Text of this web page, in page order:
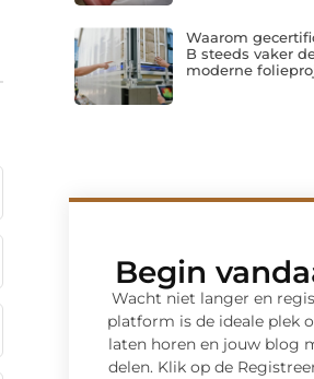
Waarom
B steeds vaker
moderne
Begin
Wacht niet langer en
platform is de ideale plek
laten horen en jouw blog
delen. Klik op de